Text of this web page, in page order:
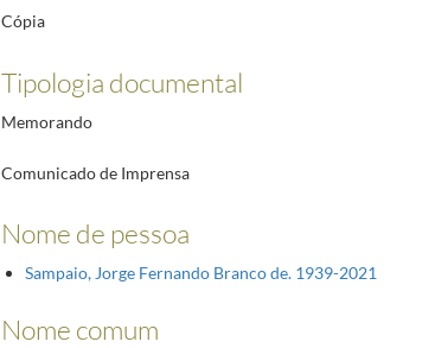
Cópia
Tipologia documental
Memorando
Comunicado de Imprensa
Nome de pessoa
Sampaio, Jorge Fernando Branco de. 1939-2021
Nome comum